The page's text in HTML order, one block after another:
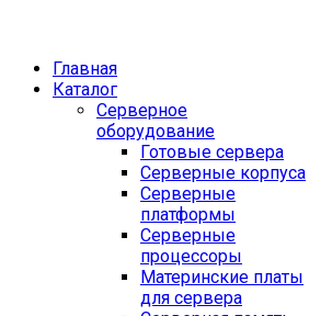
Главная
Каталог
Серверное
оборудование
Готовые сервера
Серверные корпуса
Серверные
платформы
Серверные
процессоры
Материнские платы
для сервера